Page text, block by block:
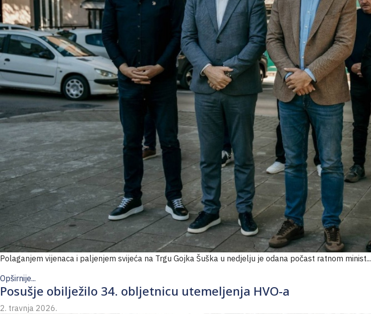
Polaganjem vijenaca i paljenjem svijeća na Trgu Gojka Šuška u nedjelju je odana počast ratnom minist...
Opširnije...
Posušje obilježilo 34. obljetnicu utemeljenja HVO-a
2. travnja 2026.